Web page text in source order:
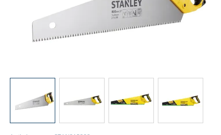
View larger image
View larger image
View larger